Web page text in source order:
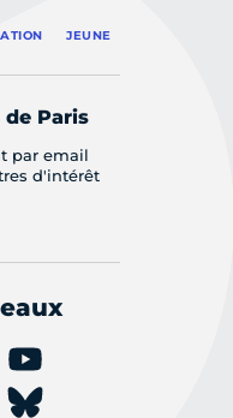
JEUNE
Paris
par email
d'intérêt